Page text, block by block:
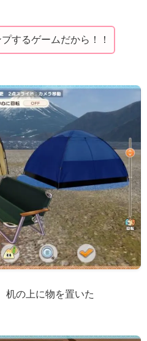
するゲームだから！！
机の上に物を置いた